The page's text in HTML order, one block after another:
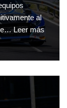
al
Leer más